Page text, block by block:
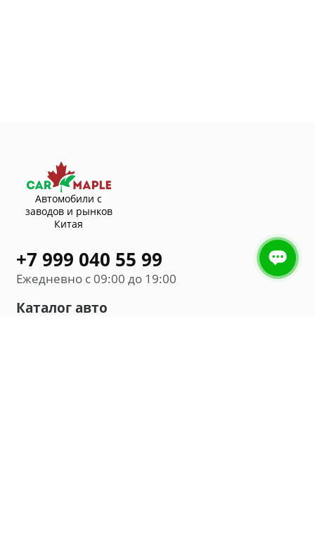
Автомобили с
заводов и рынков
Китая
+7 999 040 55 99
Ежедневно с 09:00 до 19:00
Каталог авто